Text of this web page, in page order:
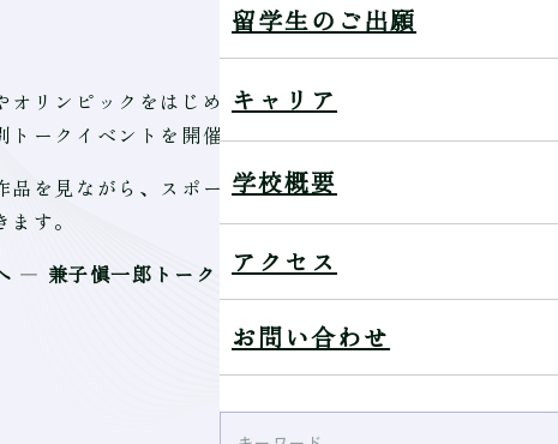
留学生のご出願
キャリア
学校概要
アクセス
お問い合わせ
オリンピックをはじめ、世界各国のスポーツシーンを撮
トークイベントを開催します。
品を見ながら、スポーツ写真ならではの撮影技術や、一
す。
― 兼子愼一郎トークショー